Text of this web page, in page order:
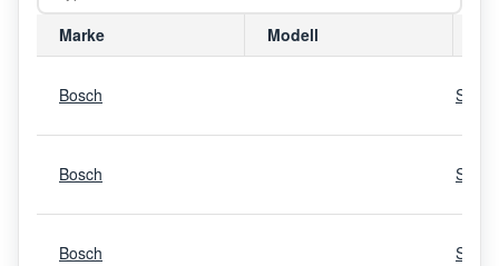
Marke Modell
Bosch
Bosch
Bosch